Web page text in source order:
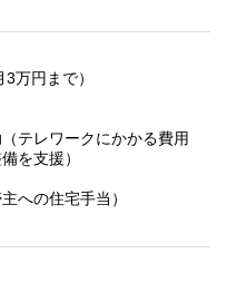
万円まで）
テレワークにかかる費用
を支援）
への住宅手当）